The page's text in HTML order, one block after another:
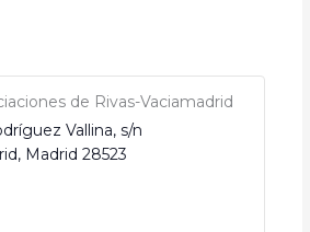
de Rivas-Vaciamadrid
Vallina, s/n
, Madrid 28523